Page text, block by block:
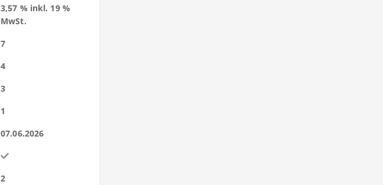
3,57 % inkl. 19 %
MwSt.
7
4
3
1
07.06.2026
2